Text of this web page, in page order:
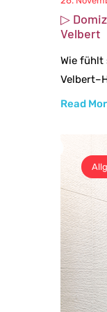
▷
Velbert
Wie fühlt
Read